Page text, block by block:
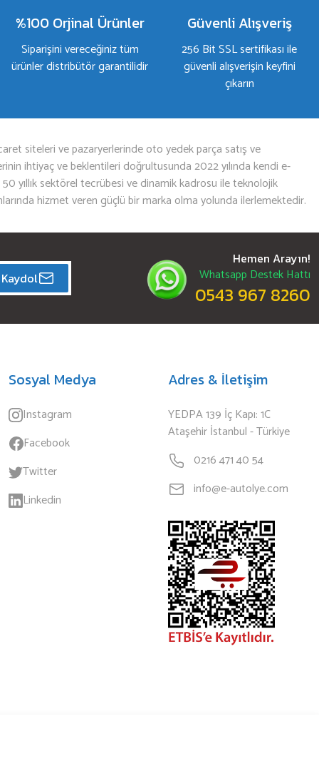
%100 Orjinal Ürünler
Siparişini vereceğiniz tüm
ürünler distribütör garantilidir
Güvenli Alışveriş
256 Bit SSL sertifikası ile
güvenli alışverişin keyfini
çıkarın
siteleri ve pazaryerlerinde oto yedek parça satış ve
ihtiyaç ve beklentileri doğrultusunda 2022 yılında kendi e-
yıllık sektörel tecrübesi ve dinamik kadrosu ile teknolojik
hizmet veren güçlü bir marka olma yolunda ilerlemektedir.
Kaydol
Hemen Arayın!
Whatsapp Destek Hattı
0543 967 8260
Sosyal Medya
Instagram
Facebook
Twitter
Linkedin
Adres & İletişim
YEDPA 139 İç Kapı: 1C
Ataşehir İstanbul - Türkiye
0216 471 40 54
info@e-autolye.com